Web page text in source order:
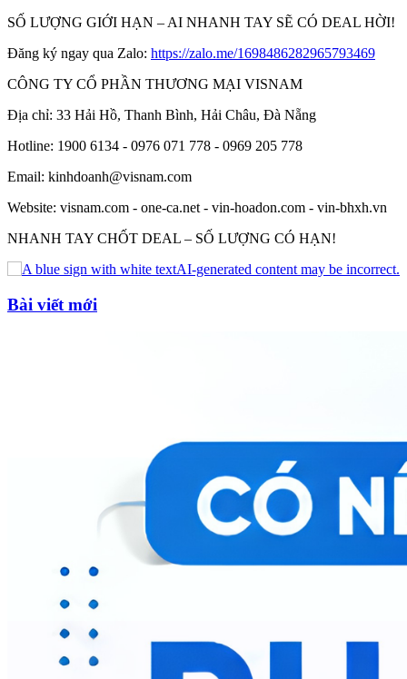
SỐ LƯỢNG GIỚI HẠN – AI NHANH TAY SẼ CÓ DEAL HỜI!
Đăng ký ngay qua Zalo: https://zalo.me/1698486282965793469
CÔNG TY CỔ PHẦN THƯƠNG MẠI VISNAM
Địa chỉ: 33 Hải Hồ, Thanh Bình, Hải Châu, Đà Nẵng
Hotline: 1900 6134 - 0976 071 778 - 0969 205 778
Email: kinhdoanh@visnam.com
Website: visnam.com - one-ca.net - vin-hoadon.com - vin-bhxh.vn
NHANH TAY CHỐT DEAL – SỐ LƯỢNG CÓ HẠN!
Bài viết mới